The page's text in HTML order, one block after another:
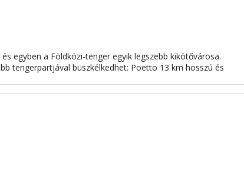
egyben a Földközi-tenger egyik legszebb kikötővárosa.
tengerpartjával büszkélkedhet: Poetto 13 km hosszú és